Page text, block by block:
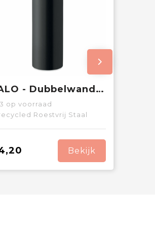
IVALO - Dubbelwandige fles 500 ml
op voorraad
Roestvrij Staal
Bekijk